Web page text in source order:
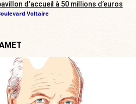
d’accueil à 50 millions d’euros
Voltaire